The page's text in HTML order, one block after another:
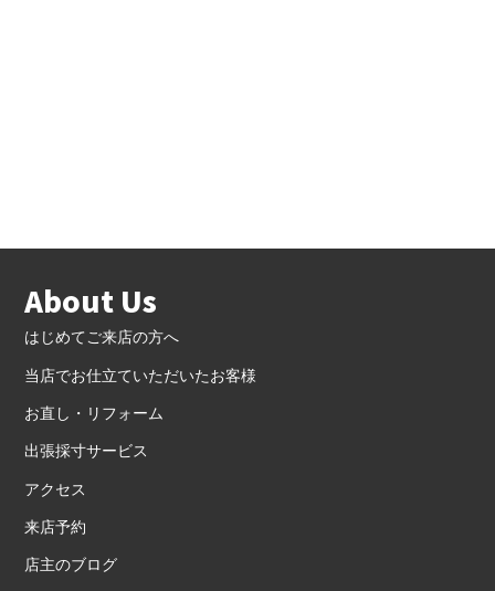
About Us
はじめてご来店の方へ
当店でお仕立ていただいたお客様
お直し・リフォーム
出張採寸サービス
アクセス
来店予約
店主のブログ